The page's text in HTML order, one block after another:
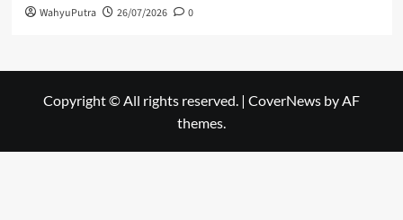
WahyuPutra 26/07/2026 0
Copyright © All rights reserved. | CoverNews by AF
themes.